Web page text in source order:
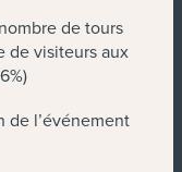
de tours
de visiteurs aux
de l’événement